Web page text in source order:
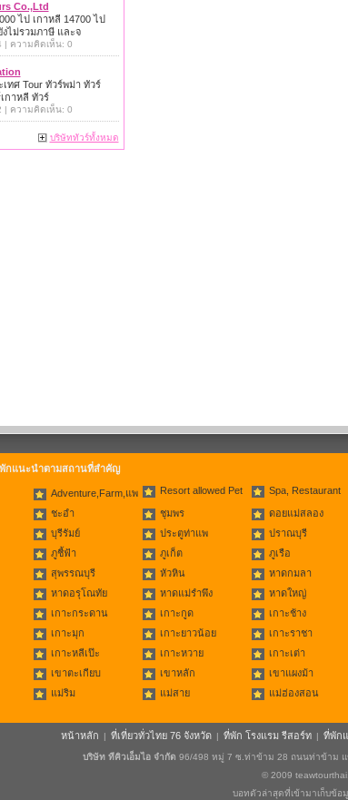
Co.,Ltd
ไป เกาหลี 14700 ไป
งไม่รวมภาษี และจ
| ความคิดเห็น: 0
เทศ Tour ทัวร์พม่า ทัวร์
กาหลี ทัวร์
| ความคิดเห็น: 0
บริษัททัวร์ทั้งหมด
กแนะนำตามสถานที่สำคัญ
Adventure,Farm,แพ Resort allowed Pet Spa, Restaurant
ชะอำ
ชุมพร ดอยแม่สลอง
บุรีรัมย์
ประตูท่าแพ ปราณบุรี
ภูชี้ฟ้า
ภูเก็ต ภูเรือ
สุพรรณบุรี
หัวหิน หาดกมลา
หาดอรุโณทัย
หาดแม่รำพึง หาดใหญ่
เกาะกระดาน
เกาะกูด เกาะช้าง
เกาะมุก
เกาะยาวน้อย เกาะราชา
เกาะหลีเป๊ะ
เกาะหวาย เกาะเต่า
เขาตะเกียบ
เขาหลัก เขาแผงม้า
แม่ริม
แม่สาย แม่ฮ่องสอน
หน้าหลัก | ที่เที่ยวทั่วไทย 76 จังหวัด | ที่พัก โรงแรม รีสอร์ท | ที่พัก
บริษัท ทีคิวเอ็มไอ จำกัด 96/498 หมู่ 7 ซ.ท่าข้าม 28 ถนนท่าข้าม แ
© 2009
บอทตัวล่าสุดที่เข้ามาเก็บข้อ